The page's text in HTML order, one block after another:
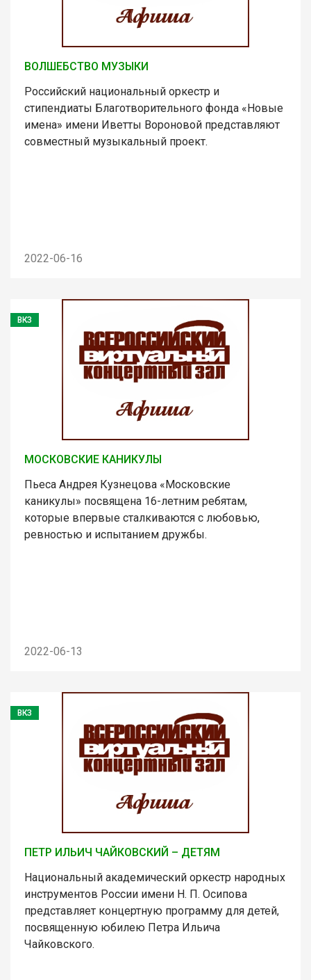
ВОЛШЕБСТВО МУЗЫКИ
Российский национальный оркестр и
стипендиаты Благотворительного фонда «Новые
имена» имени Иветты Вороновой представляют
совместный музыкальный проект.
2022-06-16
ВКЗ
МОСКОВСКИЕ КАНИКУЛЫ
Пьеса Андрея Кузнецова «Московские
каникулы» посвящена 16-летним ребятам,
которые впервые сталкиваются с любовью,
ревностью и испытанием дружбы.
2022-06-13
ВКЗ
ПЕТР ИЛЬИЧ ЧАЙКОВСКИЙ – ДЕТЯМ
Национальный академический оркестр народных
инструментов России имени Н. П. Осипова
представляет концертную программу для детей,
посвященную юбилею Петра Ильича
Чайковского.